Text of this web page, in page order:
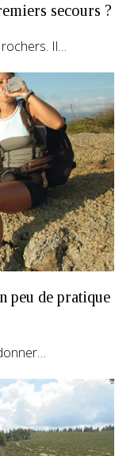
secours ?
Il…
peu de pratique